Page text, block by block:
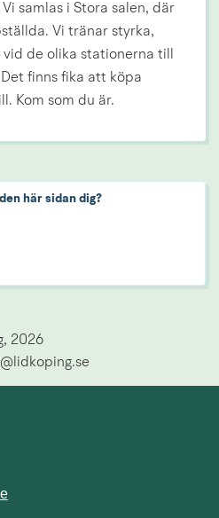
samlas i Stora salen, där
Vi tränar styrka,
de olika stationerna till
finns fika att köpa
Kom som du är.
här sidan dig?
2026